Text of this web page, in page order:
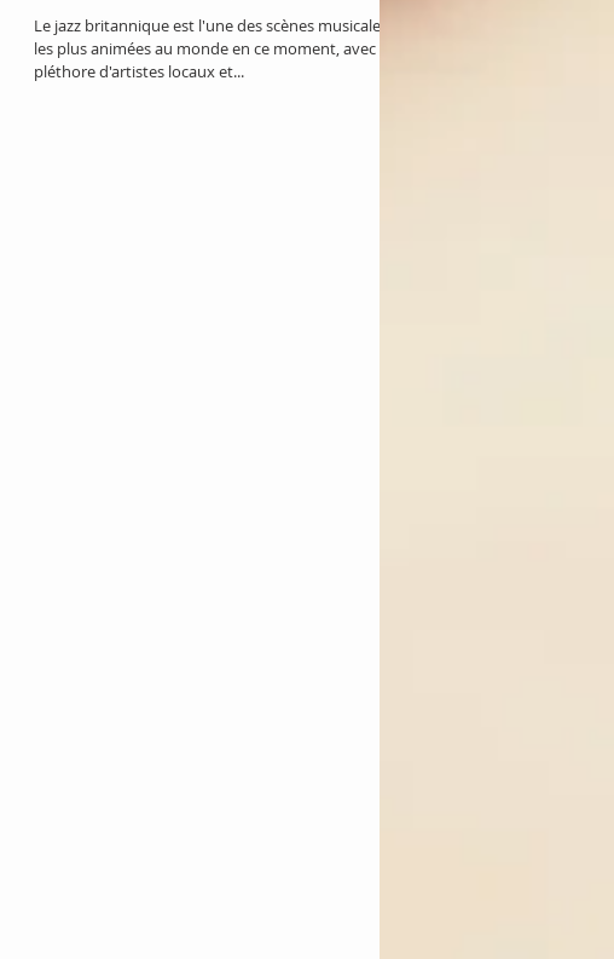
Le jazz britannique est l'une des scènes musicales
les plus animées au monde en ce moment, avec une
pléthore d'artistes locaux et...